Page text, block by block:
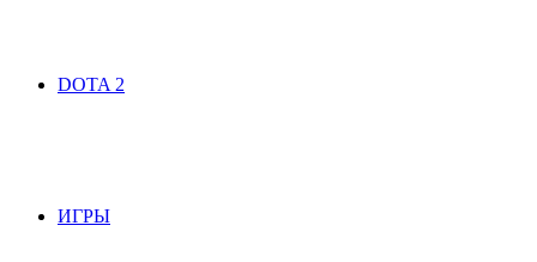
DOTA 2
ИГРЫ